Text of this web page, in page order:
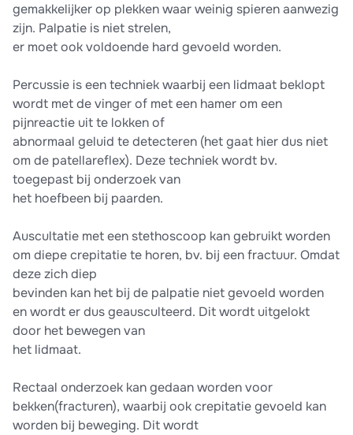
gemakkelijker op plekken waar weinig spieren aanwezig
zijn. Palpatie is niet strelen,
er moet ook voldoende hard gevoeld worden.
Percussie is een techniek waarbij een lidmaat beklopt
wordt met de vinger of met een hamer om een
pijnreactie uit te lokken of
abnormaal geluid te detecteren (het gaat hier dus niet
om de patellareflex). Deze techniek wordt bv.
toegepast bij onderzoek van
het hoefbeen bij paarden.
Auscultatie met een stethoscoop kan gebruikt worden
om diepe crepitatie te horen, bv. bij een fractuur. Omdat
deze zich diep
bevinden kan het bij de palpatie niet gevoeld worden
en wordt er dus geausculteerd. Dit wordt uitgelokt
door het bewegen van
het lidmaat.
Rectaal onderzoek kan gedaan worden voor
bekken(fracturen), waarbij ook crepitatie gevoeld kan
worden bij beweging. Dit wordt